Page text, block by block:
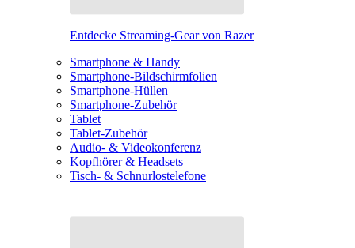
Entdecke Streaming-Gear von Razer
Smartphone & Handy
Smartphone-Bildschirmfolien
Smartphone-Hüllen
Smartphone-Zubehör
Tablet
Tablet-Zubehör
Audio- & Videokonferenz
Kopfhörer & Headsets
Tisch- & Schnurlostelefone